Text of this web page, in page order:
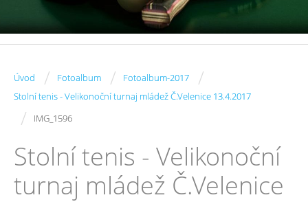
Úvod / Fotoalbum / Fotoalbum-2017 /
Stolní tenis - Velikonoční turnaj mládež Č.Velenice 13.4.2017
/ IMG_1596
Stolní tenis - Velikonoční
turnaj mládež Č.Velenice